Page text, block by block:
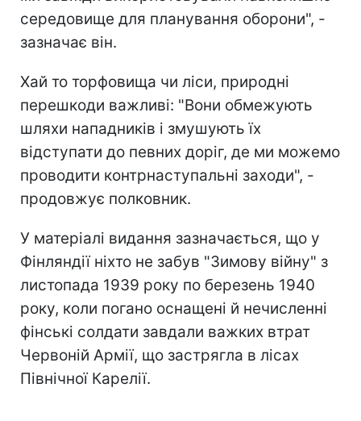
середовище для планування оборони", -
зазначає він.
Хай то торфовища чи ліси, природні
перешкоди важливі: "Вони обмежують
шляхи нападників і змушують їх
відступати до певних доріг, де ми можемо
проводити контрнаступальні заходи", -
продовжує полковник.
У матеріалі видання зазначається, що у
Фінляндії ніхто не забув "Зимову війну" з
листопада 1939 року по березень 1940
року, коли погано оснащені й нечисленні
фінські солдати завдали важких втрат
Червоній Армії, що застрягла в лісах
Північної Карелії.